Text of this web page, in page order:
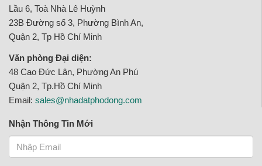
Lầu 6, Toà Nhà Lê Huỳnh
23B Đường số 3, Phường Bình An,
Quận 2, Tp Hồ Chí Minh
Văn phòng Đại diện:
48 Cao Đức Lân, Phường An Phú
Quận 2, Tp.Hồ Chí Minh
Email: sales@nhadatphodong.com
Nhận Thông Tin Mới